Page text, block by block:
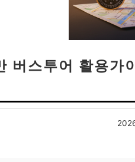
버스투어 활용가